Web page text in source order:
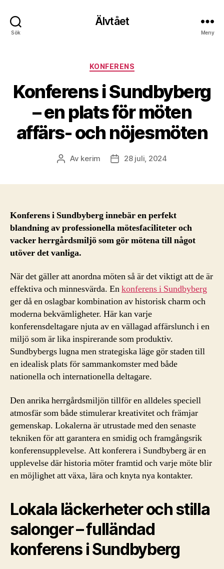
Sök
Älvtået
Meny
Kategorier
KONFERENS
Konferens i Sundbyberg
– en plats för möten
affärs- och nöjesmöten
Inläggsförfattare
Av kerim Inläggsdatum
28 juli, 2024
Konferens i Sundbyberg innebär en perfekt
blandning av professionella mötesfaciliteter och
vacker herrgårdsmiljö som gör mötena till något
utöver det vanliga.
När det gäller att anordna möten så är det viktigt att de är
effektiva och minnesvärda. Enkonferens i Sundbyberg
ger då en oslagbar kombination av historisk charm och
moderna bekvämligheter. Här kan varje
konferensdeltagare njuta av en vällagad affärslunch i en
miljö som är lika inspirerande som produktiv.
Sundbybergs lugna men strategiska läge gör staden till
en idealisk plats för sammankomster med både
nationella och internationella deltagare.
Den anrika herrgårdsmiljön tillför en alldeles speciell
atmosfär som både stimulerar kreativitet och främjar
gemenskap. Lokalerna är utrustade med den senaste
tekniken för att garantera en smidig och framgångsrik
konferensupplevelse. Att konferera i Sundbyberg är en
upplevelse där historia möter framtid och varje möte blir
en möjlighet att växa, lära och knyta nya kontakter.
Lokala läckerheter och stilla
salonger – fulländad
konferens i Sundbyberg